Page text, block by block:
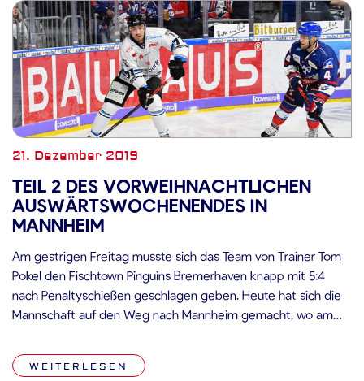
21. Dezember 2019
TEIL 2 DES VORWEIHNACHTLICHEN
AUSWÄRTSWOCHENENDES IN
MANNHEIM
Am gestrigen Freitag musste sich das Team von Trainer Tom
Pokel den Fischtown Pinguins Bremerhaven knapp mit 5:4
nach Penaltyschießen geschlagen geben. Heute hat sich die
Mannschaft auf den Weg nach Mannheim gemacht, wo am
Headcoach Pavel Groß ansteht. Die Adler Mannheim sind
momentan der ärgste Verfolger […]
WEITERLESEN